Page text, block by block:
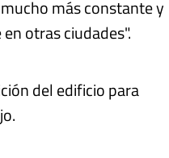
más constante y
otras ciudades".
del edificio para